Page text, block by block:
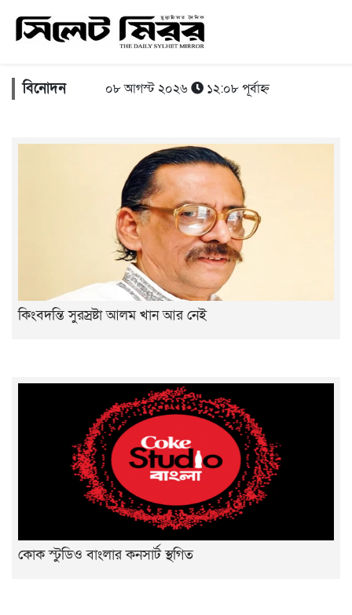
বিনোদন ০৮ আগস্ট ২০২৬ ১২:০৮ পূর্বাহ্ন
কিংবদন্তি সুরস্রষ্টা আলম খান আর নেই
কোক স্টুডিও বাংলার কনসার্ট স্থগিত